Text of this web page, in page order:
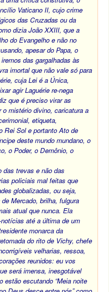
Vaticano II, cujo crime
das Cruzadas ou da
dizia João XXIII, que a
do Evangelho e não no
apesar do Papa, o
das gargalhadas às
imortal que não vale só para
cuja Lei é a Única,
agir Laguérie re-nega
que é preciso virar as
mistério divino, caricatura a
etiqueta,
Rei Sol e portanto Ato de
deste mundo mundano, o
o Poder, o Demônio, o
das trevas e não das
policiais mal feitas que
globalizadas, ou seja,
Mercado, brilha, fulgura
atual que nunca. Ela
até a última de um
monarca da
do rito de Vichy, chefe
velharias, ressoa,
reunidos: eu vos
será imensa, inesgotável
estão escutando “Meia noite